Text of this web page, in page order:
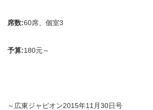
席数:60席、個室3
予算:180元～
～広東ジャピオン2015年11月30日号